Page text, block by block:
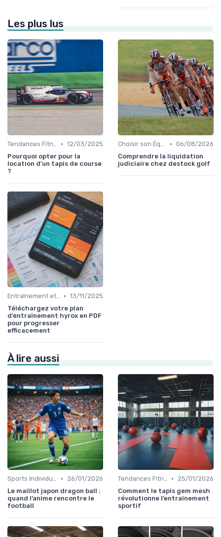
Les plus lus
Tendances Fitness et Entraînement à Domicile • 12/03/2025
Pourquoi opter pour la
location d'un tapis de course
?
Choisir son Équipement Sportif • 06/08/2026
Comprendre la liquidation
judiciaire chez destock golf
Entraînement et Techniques • 13/11/2025
Téléchargez votre plan
d’entraînement hyrox en PDF
pour progresser
efficacement
À lire aussi
Sports Individuels et Collectifs •
26/01/2026
Le maillot japon dragon ball :
quand l’anime rencontre le
football
Tendances Fitness et Entraînement à Domicile •
25/01/2026
Comment le tapis gem mesh
révolutionne l’entraînement
sportif